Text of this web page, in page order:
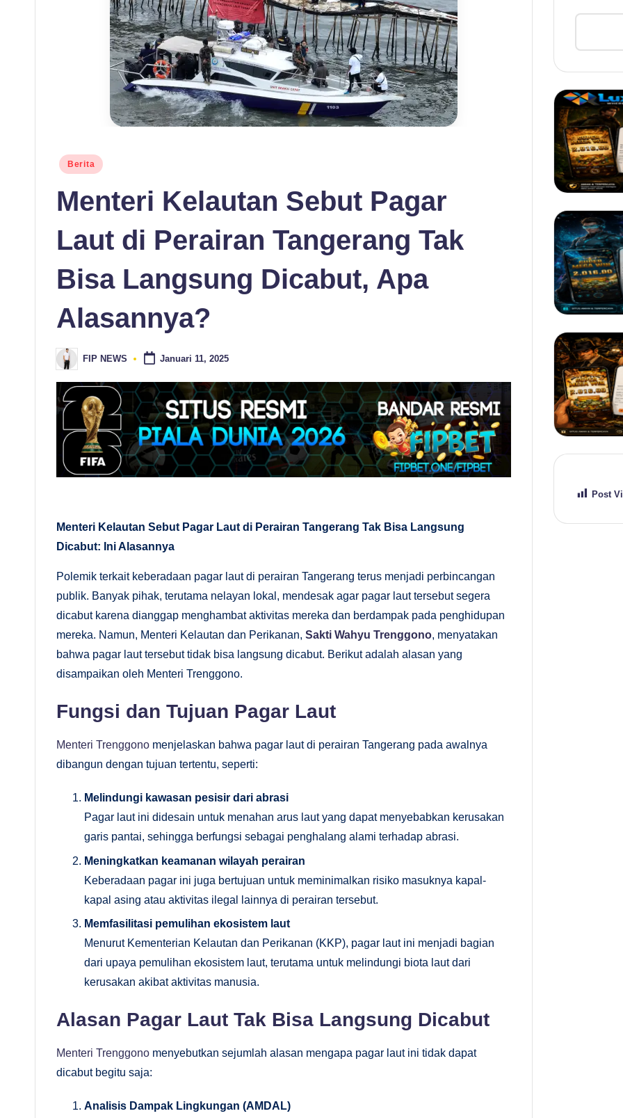
ni
al
is
is
M
al
Posted
Berita
Menteri Kelautan Sebut Pagar
Laut di Perairan Tangerang Tak
Bisa Langsung Dicabut, Apa
Alasannya?
Posted
by
FIP NEWS Januari 11, 2025
Menteri Kelautan Sebut Pagar Laut di Perairan Tangerang Tak Bisa Langsung
Dicabut: Ini Alasannya
Polemik terkait keberadaan pagar laut di perairan Tangerang terus menjadi perbincangan
publik. Banyak pihak, terutama nelayan lokal, mendesak agar pagar laut tersebut segera
dicabut karena dianggap menghambat aktivitas mereka dan berdampak pada penghidupan
mereka. Namun, Menteri Kelautan dan Perikanan, Sakti Wahyu Trenggono, menyatakan
bahwa pagar laut tersebut tidak bisa langsung dicabut. Berikut adalah alasan yang
disampaikan oleh Menteri Trenggono.
Fungsi dan Tujuan Pagar Laut
Menteri Trenggono menjelaskan bahwa pagar laut di perairan Tangerang pada awalnya
dibangun dengan tujuan tertentu, seperti:
Melindungi kawasan pesisir dari abrasi
Pagar laut ini didesain untuk menahan arus laut yang dapat menyebabkan kerusakan
garis pantai, sehingga berfungsi sebagai penghalang alami terhadap abrasi.
Meningkatkan keamanan wilayah perairan
Keberadaan pagar ini juga bertujuan untuk meminimalkan risiko masuknya kapal-
kapal asing atau aktivitas ilegal lainnya di perairan tersebut.
Memfasilitasi pemulihan ekosistem laut
Menurut Kementerian Kelautan dan Perikanan (KKP), pagar laut ini menjadi bagian
dari upaya pemulihan ekosistem laut, terutama untuk melindungi biota laut dari
kerusakan akibat aktivitas manusia.
Alasan Pagar Laut Tak Bisa Langsung Dicabut
Menteri Trenggono menyebutkan sejumlah alasan mengapa pagar laut ini tidak dapat
dicabut begitu saja:
Analisis Dampak Lingkungan (AMDAL)
Post